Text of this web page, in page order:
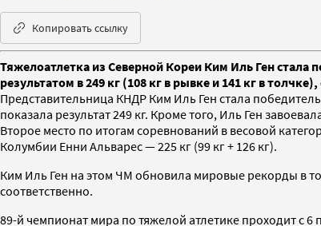
Копировать ссылку
Тяжелоатлетка из Северной Кореи Ким Иль Ген стала
результатом в 249 кг (108 кг в рывке и 141 кг в
Представительница КНДР Ким Иль Ген стала
показала результат 249 кг. Кроме того, Иль Ген
Второе место по итогам соревнований в весовой
Колумбии Енни Альварес — 225 кг (99 кг + 126 кг).
Ким Иль Ген на этом ЧМ обновила мировые рекорды в
соответственно.
89-й чемпионат мира по тяжелой атлетике проходит с